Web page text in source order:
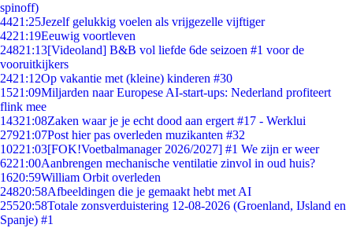
spinoff)
4421:25Jezelf gelukkig voelen als vrijgezelle vijftiger
4221:19Eeuwig voortleven
24821:13[Videoland] B&B vol liefde 6de seizoen #1 voor de
vooruitkijkers
2421:12Op vakantie met (kleine) kinderen #30
1521:09Miljarden naar Europese AI-start-ups: Nederland profiteert
flink mee
14321:08Zaken waar je je echt dood aan ergert #17 - Werklui
27921:07Post hier pas overleden muzikanten #32
10221:03[FOK!Voetbalmanager 2026/2027] #1 We zijn er weer
6221:00Aanbrengen mechanische ventilatie zinvol in oud huis?
1620:59William Orbit overleden
24820:58Afbeeldingen die je gemaakt hebt met AI
25520:58Totale zonsverduistering 12-08-2026 (Groenland, IJsland en
Spanje) #1